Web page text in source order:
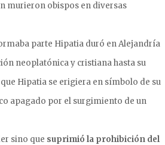
murieron obispos en diversas
parte Hipatia duró en Alejandría
neoplatónica y cristiana hasta su
Hipatia se erigiera en símbolo de su
apagado por el surgimiento de un
sino que suprimió la prohibición del